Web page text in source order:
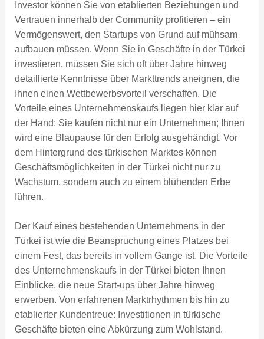
Investor können Sie von etablierten Beziehungen und
Vertrauen innerhalb der Community profitieren – ein
Vermögenswert, den Startups von Grund auf mühsam
aufbauen müssen. Wenn Sie in Geschäfte in der Türkei
investieren, müssen Sie sich oft über Jahre hinweg
detaillierte Kenntnisse über Markttrends aneignen, die
Ihnen einen Wettbewerbsvorteil verschaffen. Die
Vorteile eines Unternehmenskaufs liegen hier klar auf
der Hand: Sie kaufen nicht nur ein Unternehmen; Ihnen
wird eine Blaupause für den Erfolg ausgehändigt. Vor
dem Hintergrund des türkischen Marktes können
Geschäftsmöglichkeiten in der Türkei nicht nur zu
Wachstum, sondern auch zu einem blühenden Erbe
führen.
Der Kauf eines bestehenden Unternehmens in der
Türkei ist wie die Beanspruchung eines Platzes bei
einem Fest, das bereits in vollem Gange ist. Die Vorteile
des Unternehmenskaufs in der Türkei bieten Ihnen
Einblicke, die neue Start-ups über Jahre hinweg
erwerben. Von erfahrenen Marktrhythmen bis hin zu
etablierter Kundentreue: Investitionen in türkische
Geschäfte bieten eine Abkürzung zum Wohlstand.